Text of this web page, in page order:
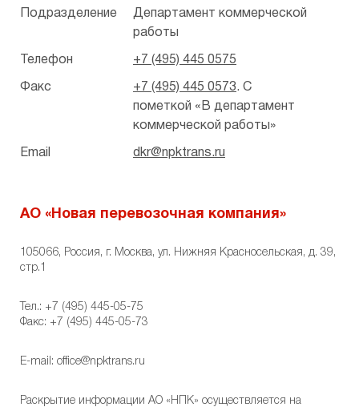
Подразделение
Департамент коммерческой
работы
Телефон +7 (495) 445 0575
Факс +7 (495) 445 0573. С
пометкой «В департамент
коммерческой работы»
Email dkr@npktrans.ru
АО «Новая перевозочная компания»
105066, Россия, г. Москва, ул. Нижняя Красносельская, д. 39,
стр.1
Тел.: +7 (495) 445-05-75
Факс: +7 (495) 445-05-73
E-mail: office@npktrans.ru
Раскрытие информации АО «НПК» осуществляется на